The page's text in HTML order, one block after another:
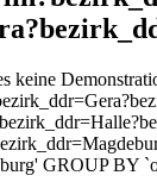
keine
GROUP BY